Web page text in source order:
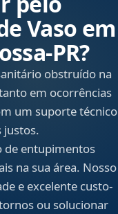
Vaso em
obstruído na
em ocorrências
um suporte técnico
justos.
de entupimentos
na sua área. Nosso
e excelente custo-
ou solucionar